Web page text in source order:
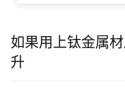
如果用上钛金属
升